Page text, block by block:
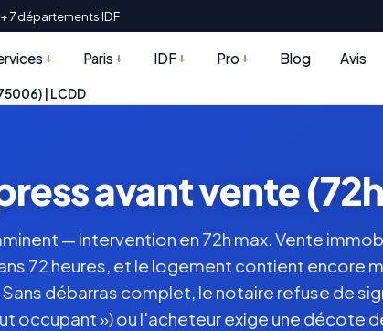
7 départements IDF
Paris IDF Pro Blog Avis
| LCDD
avant vente
— intervention en 72h max. Vente
72 heures, et le logement contient encore
débarras complet, le notaire refuse de
occupant ») ou l'acheteur exige une décote